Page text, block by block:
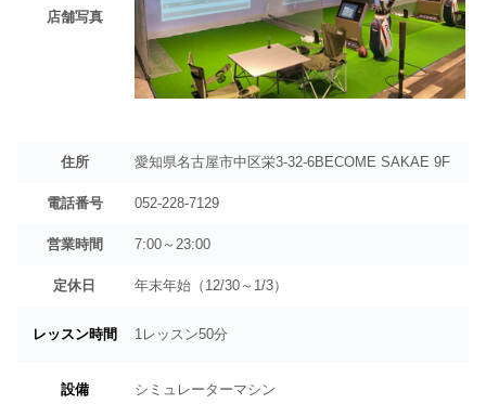
店舗写真
住所 愛知県名古屋市中区栄3-32-6BECOME SAKAE 9F
電話番号 052-228-7129
営業時間 7:00～23:00
定休日 年末年始（12/30～1/3）
レッスン時間 1レッスン50分
設備 シミュレーターマシン